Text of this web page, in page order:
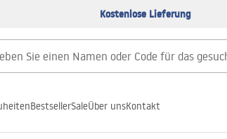
Kostenlose Lieferung
BestsellerSaleÜber unsKontakt